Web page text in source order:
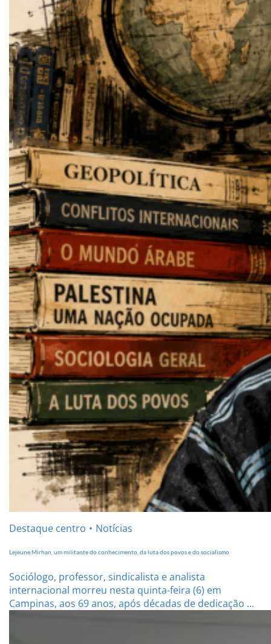
Destaque centro Notícias
Lejeune Mirhan, um militante do conhecimento, da luta dos povos e do socialismo
Sociólogo, professor, sindicalista e analista
internacional morreu nesta quinta-feira (6) em
Campinas, aos 69 anos, após décadas de dedicação ...